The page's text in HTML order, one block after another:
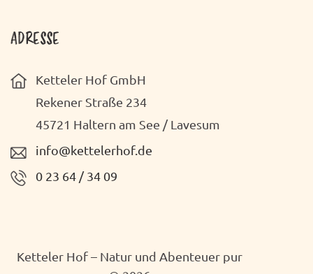
ADRESSE
Ketteler Hof GmbH
Rekener Straße 234
45721 Haltern am See / Lavesum
info@kettelerhof.de
0 23 64 / 34 09
Ketteler Hof – Natur und Abenteuer pur